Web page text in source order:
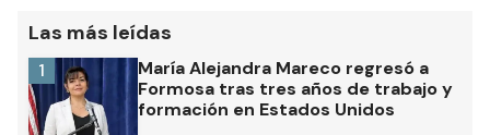
Las más leídas
María Alejandra Mareco regresó a
Formosa tras tres años de trabajo y
formación en Estados Unidos
1